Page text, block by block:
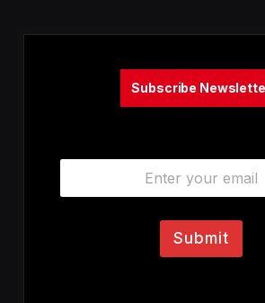
Subscribe
E
a
Submit